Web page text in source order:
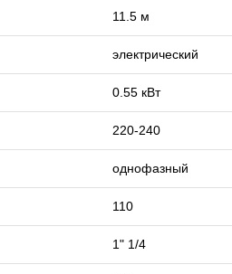
11.5 м
электрический
0.55 кВт
220-240
однофазный
110
1" 1/4